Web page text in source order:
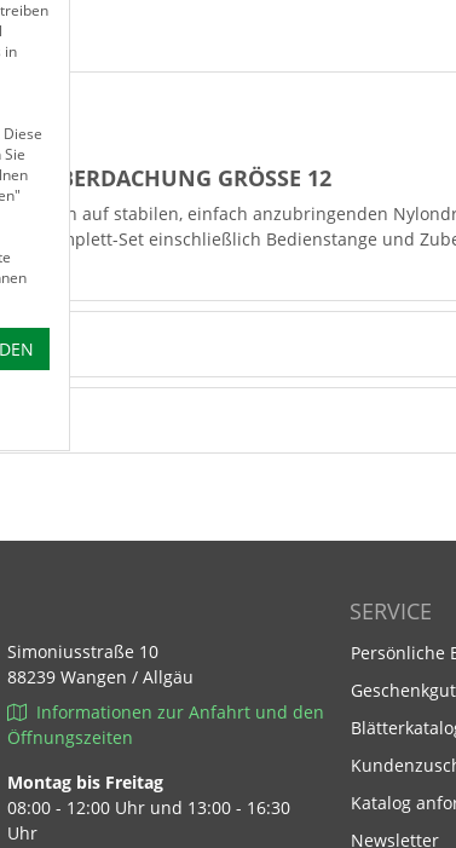
ÜBERDACHUNG GRÖSSE 12
sich auf stabilen, einfach anzubringenden
Komplett-Set einschließlich Bedienstange und
Simoniusstraße 10
88239 Wangen / Allgäu
Informationen zur Anfahrt und den
Öffnungszeiten
Montag bis Freitag
08:00 - 12:00 Uhr und 13:00 - 16:30
Uhr
SERVICE
Persönliche
Footer Link
Katalog
Newsletter
in
Diese